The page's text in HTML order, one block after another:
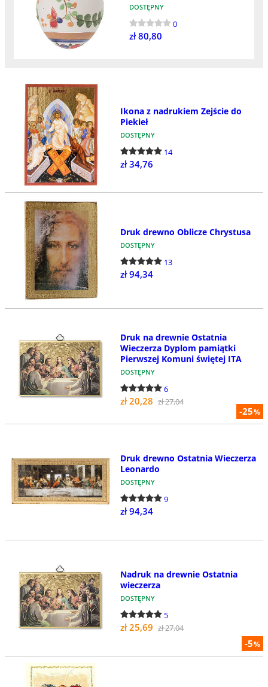
DOSTĘPNY
0
zł 80,80
Ikona z nadrukiem Zejście do
Piekieł
DOSTĘPNY
14
zł 34,76
Druk drewno Oblicze Chrystusa
DOSTĘPNY
13
zł 94,34
-25%
Druk na drewnie Ostatnia
Wieczerza Dyplom pamiątki
Pierwszej Komuni świętej ITA
DOSTĘPNY
6
zł 20,28 zł 27,04
Druk drewno Ostatnia Wieczerza
Leonardo
DOSTĘPNY
9
zł 94,34
-5%
Nadruk na drewnie Ostatnia
wieczerza
DOSTĘPNY
5
zł 25,69 zł 27,04